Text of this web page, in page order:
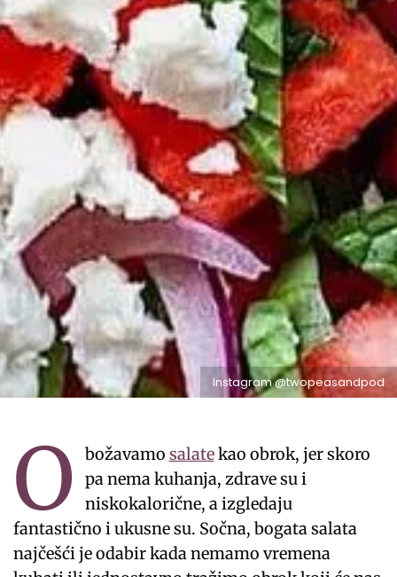
Instagram @twopeasandpod
O božavamo salatekao obrok, jer skoro
pa nema kuhanja, zdrave su i
niskokalorične, a izgledaju
fantastično i ukusne su. Sočna, bogata salata
najčešći je odabir kada nemamo vremena